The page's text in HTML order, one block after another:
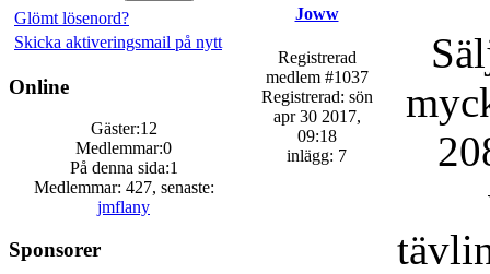
Glömt lösenord?
Skicka aktiveringsmail på nytt
Online
Gäster:12
Medlemmar:0
På denna sida:1
Medlemmar: 427, senaste:
jmflany
Sponsorer
Joww
Registrerad
medlem #1037
Registrerad: sön
apr 30 2017,
09:18
inlägg: 7